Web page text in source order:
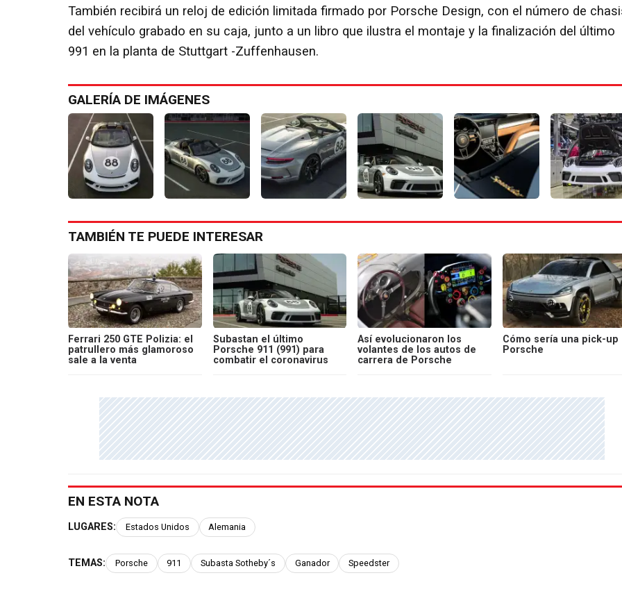
También recibirá un reloj de edición limitada firmado por Porsche Design, con el número de
del vehículo grabado en su caja, junto a un libro que ilustra el montaje y la finalización del último
991 en la planta de Stuttgart -Zuffenhausen.
GALERÍA DE IMÁGENES
TAMBIÉN TE PUEDE INTERESAR
Ferrari 250 GTE Polizia: el
patrullero más glamoroso
sale a la venta
Subastan el último
Porsche 911 (991) para
combatir el coronavirus
Así evolucionaron los
volantes de los autos de
carrera de Porsche
Cómo sería una pick-up
Porsche
EN ESTA NOTA
LUGARES: Estados Unidos Alemania
TEMAS: Porsche 911 Subasta Sotheby´s Ganador Speedster